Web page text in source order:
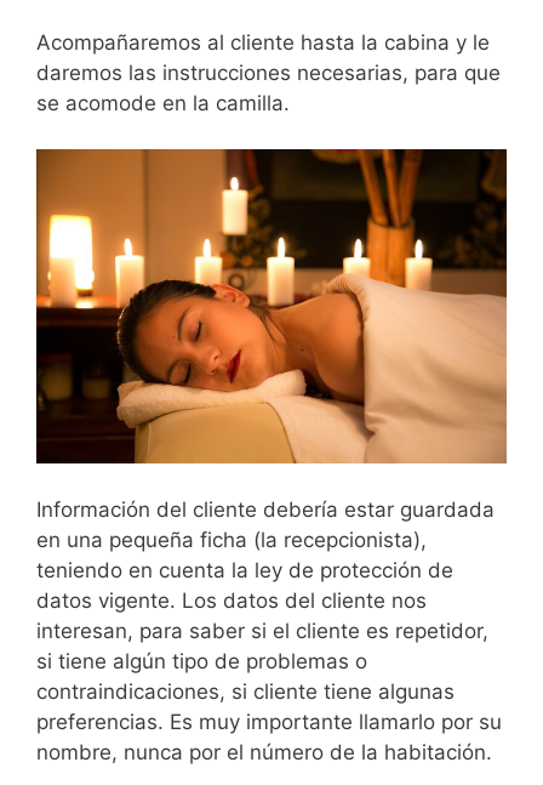
Acompañaremos al cliente hasta la cabina y le
daremos las instrucciones necesarias, para que
se acomode en la camilla.
Información del cliente debería estar guardada
en una pequeña ficha (la recepcionista),
teniendo en cuenta la ley de protección de
datos vigente. Los datos del cliente nos
interesan, para saber si el cliente es repetidor,
si tiene algún tipo de problemas o
contraindicaciones, si cliente tiene algunas
preferencias. Es muy importante llamarlo por su
nombre, nunca por el número de la habitación.